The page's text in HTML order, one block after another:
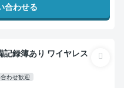
合わせる
わせ歓迎